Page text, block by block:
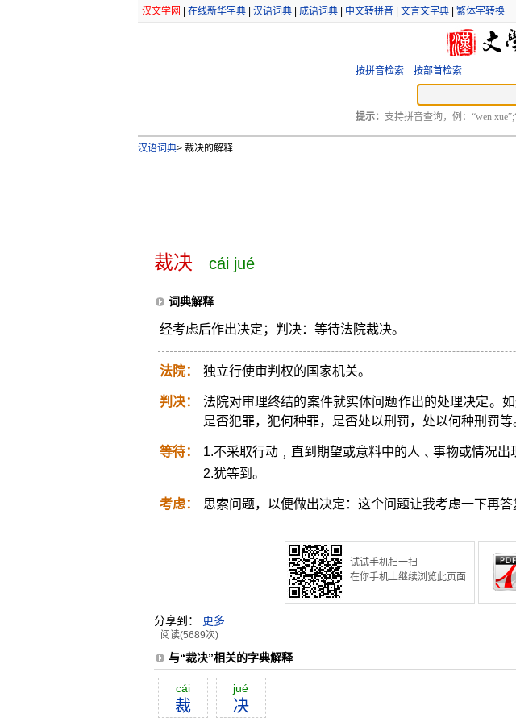
汉文学网 在线新华字典| 汉语词典| 成语词典| 中文转拼音| 文言文字典| 繁体字转换
按拼音检索 按部首检索
提示： 支持拼音查询，例：“wen
汉语词典>裁决的解释
裁决 cái jué
词典解释
经考虑后作出决定；判决：等待法院裁决。
法院： 独立行使审判权的国家机关。
判决：
法院对审理终结的案件就实体问题作出的处理决定。
是否犯罪，犯何种罪，是否处以刑罚，处以何种刑罚等
等待：
1.不采取行动﹐直到期望或意料中的人﹑事物或情况出
2.犹等到。
考虑： 思索问题，以便做出决定：这个问题让我考虑一下再答
试试手机扫一扫
在你手机上继续浏览此页面
分享到： 更多
阅读(5689次)
与“裁决”相关的字典解释
cái
裁
jué
决